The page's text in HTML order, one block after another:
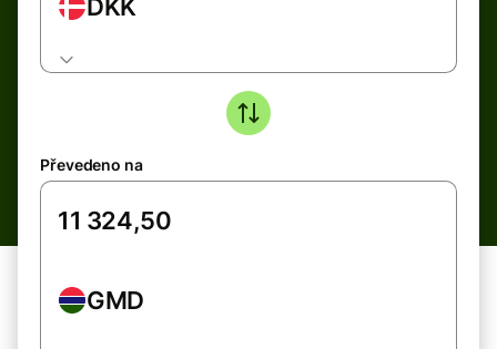
DKK
Převedeno na
GMD